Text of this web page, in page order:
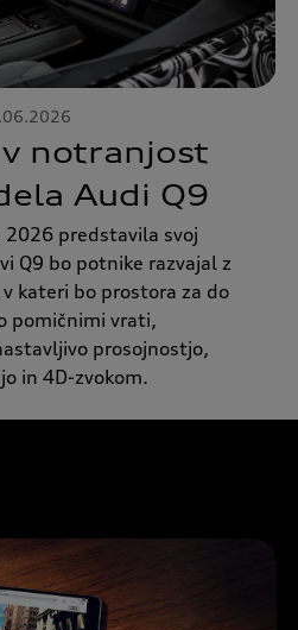
notranjost
Audi Q9
predstavila svoj
Q9 bo potnike razvajal z
kateri bo prostora za do
pomičnimi vrati,
prosojnostjo,
in 4D-zvokom.